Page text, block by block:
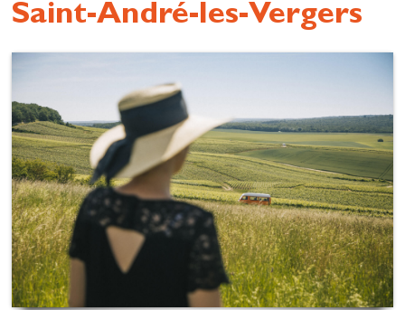
Saint-André-les-Vergers